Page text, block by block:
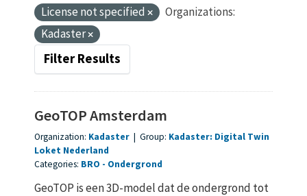
License not specified
Organizations:
Kadaster
Filter Results
GeoTOP Amsterdam
Organization: Kadaster | Group: Kadaster: Digital Twin
Loket Nederland
Categories: BRO Ondergrond
GeoTOP is een 3D-model dat de ondergrond tot